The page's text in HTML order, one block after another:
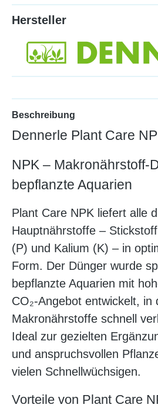
Hersteller
Beschreibung
Dennerle Plant Care
NPK – Makronährstoff-
bepflanzte Aquarien
Plant Care NPK liefert alle
Hauptnährstoffe –
(P) und Kalium (K) – in
Form. Der Dünger wurde
bepflanzte Aquarien mit
CO₂-Angebot entwickelt, in
Makronährstoffe schnell
Ideal zur gezielten
und anspruchsvollen
vielen Schnellwüchsigen.
Vorteile von Plant Care